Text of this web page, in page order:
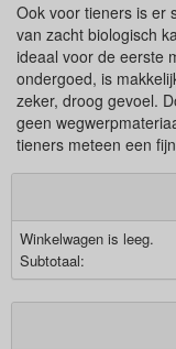
Ook voor tieners is er
van zacht biologisch
ideaal voor de eerste
ondergoed, is
zeker, droog gevoel.
geen
tieners meteen een
Winkelwagen is leeg.
Subtotaal: